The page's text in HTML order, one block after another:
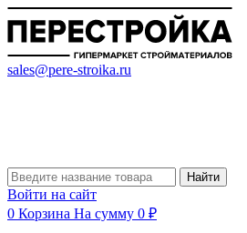
sales@pere-stroika.ru
Найти
Войти на сайт
0 Корзина На сумму 0 ₽